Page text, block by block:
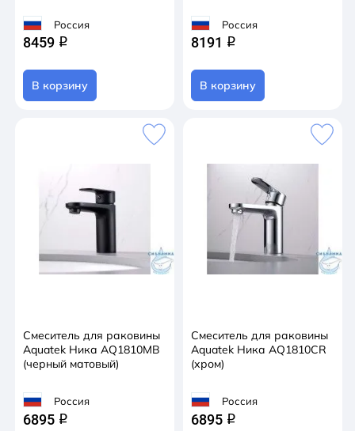
Россия
8459 q
В корзину
Россия
8191 q
В корзину
Смеситель для раковины
Aquatek Ника AQ1810MB
(черный матовый)
Россия
6895 q
Смеситель для раковины
Aquatek Ника AQ1810CR
(хром)
Россия
6895 q